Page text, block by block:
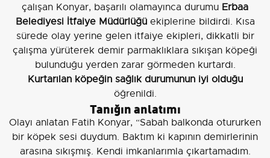
çalışan Konyar, başarılı olamayınca durumu Erbaa
Belediyesi İtfaiye Müdürlüğüekiplerine bildirdi. Kısa
sürede olay yerine gelen itfaiye ekipleri, dikkatli bir
çalışma yürüterek demir parmaklıklara sıkışan köpeği
bulunduğu yerden zarar görmeden kurtardı.
Kurtarılan köpeğin sağlık durumunun iyi olduğu
öğrenildi.
Tanığın anlatımı
Olayı anlatan Fatih Konyar, “Sabah balkonda otururken
bir köpek sesi duydum. Baktım ki kapının demirlerinin
arasına sıkışmış. Kendi imkanlarımla çıkartamadım.